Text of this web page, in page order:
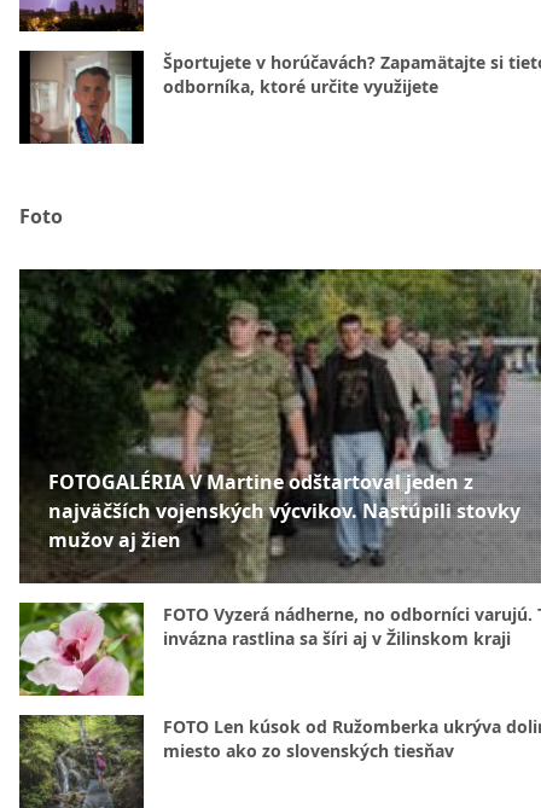
Športujete v horúčavách? Zapamätajte si
odborníka, ktoré určite využijete
Foto
FOTOGALÉRIA V Martine odštartoval jeden z
najväčších vojenských výcvikov. Nastúpili stovky
mužov aj žien
FOTO Vyzerá nádherne, no odborníci varujú.
invázna rastlina sa šíri aj v Žilinskom kraji
FOTO Len kúsok od Ružomberka ukrýva
miesto ako zo slovenských tiesňav